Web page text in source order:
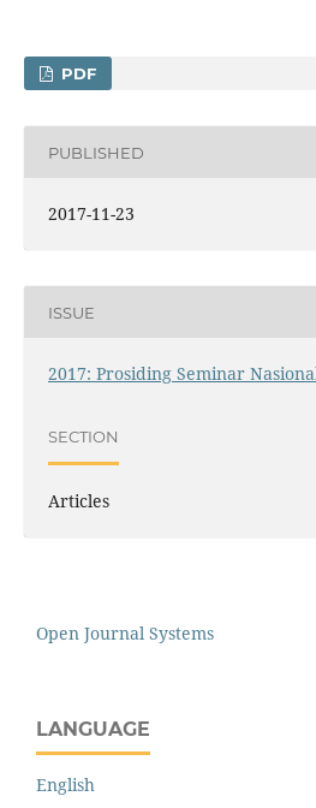
PDF
PUBLISHED
2017-11-23
ISSUE
2017: Prosiding Seminar
SECTION
Articles
Open Journal Systems
LANGUAGE
English